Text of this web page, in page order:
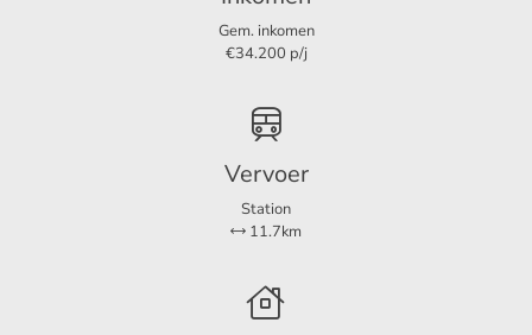
Gem. inkomen
€34.200 p/j
Vervoer
Station
11.7km